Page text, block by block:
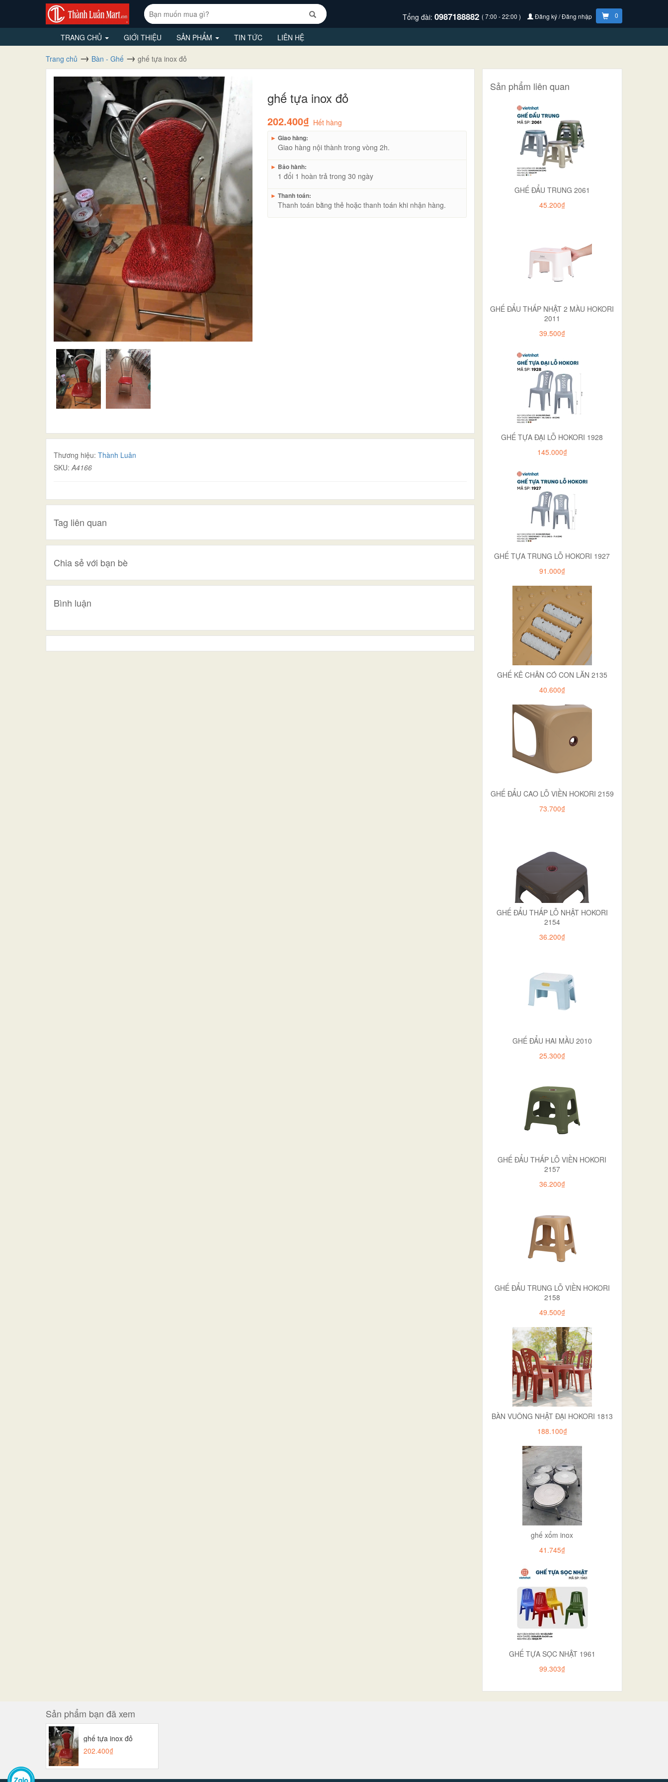
Tổng đài: 0987188882 ( 7:00 - 22:00 ) Đăng ký / Đăng nhập 0
TRANG CHỦ GIỚI THIỆU SẢN PHẨM TIN TỨC LIÊN HỆ
Trang chủ Bàn - Ghế ghế tựa inox đỏ
ghế tựa inox đỏ
202.400₫ Hết hàng
► Giao hàng:
Giao hàng nội thành trong vòng 2h.
► Bảo hành:
1 đổi 1 hoàn trả trong 30 ngày
► Thanh toán:
Thanh toán bằng thẻ hoặc thanh toán khi nhận hàng.
Thương hiệu: Thành Luân
SKU:A4166
Tag liên quan
Chia sẻ với bạn bè
Bình luận
Sản phẩm liên quan
GHẾ ĐẨU TRUNG 2061
45.200₫
GHẾ ĐẨU THẤP NHẬT 2 MÀU HOKORI
2011
39.500₫
GHẾ TỰA ĐẠI LỖ HOKORI 1928
145.000₫
GHẾ TỰA TRUNG LỖ HOKORI 1927
91.000₫
GHẾ KÊ CHÂN CÓ CON LĂN 2135
40.600₫
GHẾ ĐẨU CAO LỖ VIỀN HOKORI 2159
73.700₫
GHẾ ĐẨU THẤP LỖ NHẬT HOKORI
2154
36.200₫
GHẾ ĐẨU HAI MẦU 2010
25.300₫
GHẾ ĐẨU THẤP LỖ VIỀN HOKORI
2157
36.200₫
GHẾ ĐẨU TRUNG LỖ VIỀN HOKORI
2158
49.500₫
BÀN VUÔNG NHẬT ĐẠI HOKORI 1813
188.100₫
ghế xổm inox
41.745₫
GHẾ TỰA SỌC NHẬT 1961
99.303₫
Sản phẩm bạn đã xem
ghế tựa inox đỏ
202.400₫